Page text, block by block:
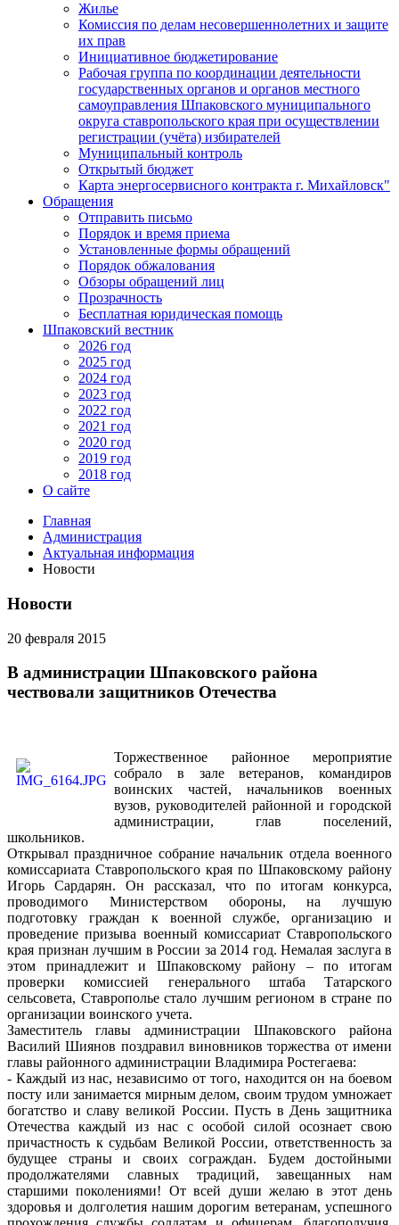
Жилье
Комиссия по делам несовершеннолетних и защите
их прав
Инициативное бюджетирование
Рабочая группа по координации деятельности
государственных органов и органов местного
самоуправления Шпаковского муниципального
округа ставропольского края при осуществлении
регистрации (учёта) избирателей
Муниципальный контроль
Открытый бюджет
Карта энергосервисного контракта г. Михайловск"
Обращения
Отправить письмо
Порядок и время приема
Установленные формы обращений
Порядок обжалования
Обзоры обращений лиц
Прозрачность
Бесплатная юридическая помощь
Шпаковский вестник
2026 год
2025 год
2024 год
2023 год
2022 год
2021 год
2020 год
2019 год
2018 год
О сайте
Главная
Администрация
Актуальная информация
Новости
Новости
20 февраля 2015
В администрации Шпаковского района
чествовали защитников Отечества
Торжественное районное мероприятие
собрало в зале ветеранов, командиров
воинских частей, начальников военных
вузов, руководителей районной и городской
администрации, глав поселений,
школьников.
Открывал праздничное собрание начальник отдела военного
комиссариата Ставропольского края по Шпаковскому району
Игорь Сардарян. Он рассказал, что по итогам конкурса,
проводимого Министерством обороны, на лучшую
подготовку граждан к военной службе, организацию и
проведение призыва военный комиссариат Ставропольского
края признан лучшим в России за 2014 год. Немалая заслуга в
этом принадлежит и Шпаковскому району – по итогам
проверки комиссией генерального штаба Татарского
сельсовета, Ставрополье стало лучшим регионом в стране по
организации воинского учета.
Заместитель главы администрации Шпаковского района
Василий Шиянов поздравил виновников торжества от имени
главы районного администрации Владимира Ростегаева:
- Каждый из нас, независимо от того, находится он на боевом
посту или занимается мирным делом, своим трудом умножает
богатство и славу великой России. Пусть в День защитника
Отечества каждый из нас с особой силой осознает свою
причастность к судьбам Великой России, ответственность за
будущее страны и своих сограждан. Будем достойными
продолжателями славных традиций, завещанных нам
старшими поколениями! От всей души желаю в этот день
здоровья и долголетия нашим дорогим ветеранам, успешного